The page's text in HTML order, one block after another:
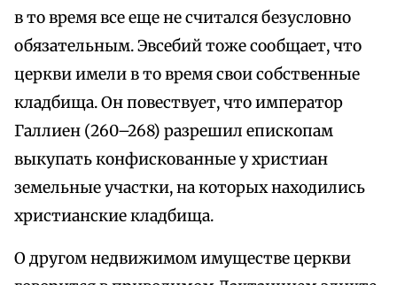
в то время все еще не считался безусловно
обязательным. Эвсебий тоже сообщает, что
церкви имели в то время свои собственные
кладбища. Он повествует, что император
Галлиен (260–268) разрешил епископам
выкупать конфискованные у христиан
земельные участки, на которых находились
христианские кладбища.
О другом недвижимом имуществе церкви